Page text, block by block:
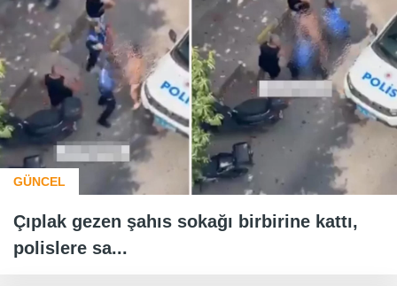
GÜNCEL
Çıplak gezen şahıs sokağı birbirine kattı,
polislere sa...